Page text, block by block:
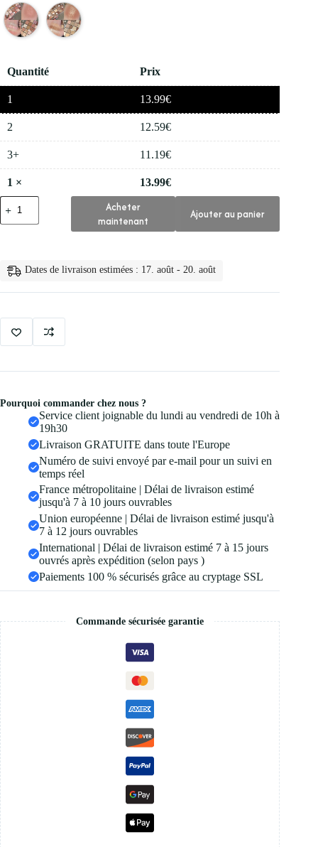
Quantité Prix
1 13.99€
2 12.59€
3+ 11.19€
1 × 13.99€
quantité
de
💅
Coreen
Acheter
maintenant
Ajouter au panier
Dates de livraison estimées : 17. août - 20. août
Pourquoi commander chez nous ?
Service client joignable du lundi au vendredi de 10h à
19h30
Livraison GRATUITE dans toute l'Europe
Numéro de suivi envoyé par e-mail pour un suivi en
temps réel
France métropolitaine | Délai de livraison estimé
jusqu'à 7 à 10 jours ouvrables
Union européenne | Délai de livraison estimé jusqu'à
7 à 12 jours ouvrables
International | Délai de livraison estimé 7 à 15 jours
ouvrés après expédition (selon pays )
Paiements 100 % sécurisés grâce au cryptage SSL
Commande sécurisée garantie